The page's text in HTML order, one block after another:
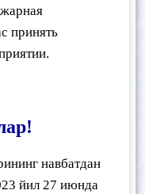
принять
.
навбатдан
йил 27 июнда